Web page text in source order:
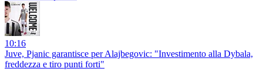
10:16
Juve, Pjanic garantisce per Alajbegovic: "Investimento alla Dybala,
freddezza e tiro punti forti"